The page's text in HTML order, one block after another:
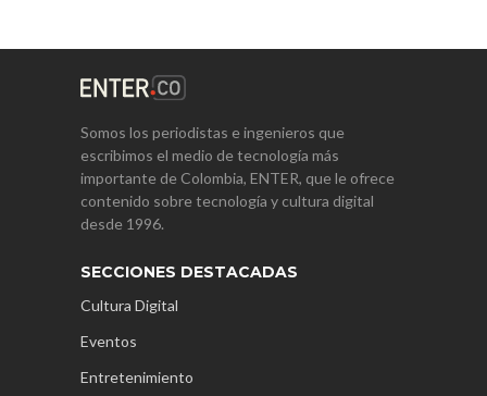
Somos los periodistas e ingenieros que
escribimos el medio de tecnología más
importante de Colombia, ENTER, que le ofrece
contenido sobre tecnología y cultura digital
desde 1996.
SECCIONES DESTACADAS
Cultura Digital
Eventos
Entretenimiento